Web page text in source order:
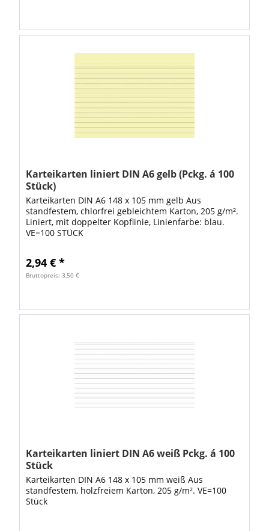
Karteikarten liniert DIN A6 gelb (Pckg. á 100
Stück)
Karteikarten DIN A6 148 x 105 mm gelb Aus
standfestem, chlorfrei gebleichtem Karton, 205 g/m².
Liniert, mit doppelter Kopflinie, Linienfarbe: blau.
VE=100 STÜCK
2,94 € *
Bruttopreis: 3,50 €
Karteikarten liniert DIN A6 weiß Pckg. á 100
Stück
Karteikarten DIN A6 148 x 105 mm weiß Aus
standfestem, holzfreiem Karton, 205 g/m². VE=100
Stück